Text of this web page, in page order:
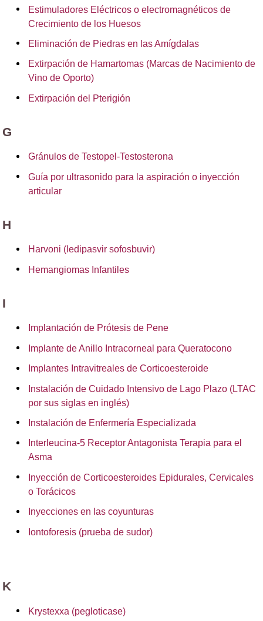
Estimuladores Eléctricos o electromagnéticos de
Crecimiento de los Huesos
Eliminación de Piedras en las Amígdalas
Extirpación de Hamartomas (Marcas de Nacimiento de
Vino de Oporto)
Extirpación del Pterigión
G
Gránulos de Testopel-Testosterona
Guía por ultrasonido para la aspiración o inyección
articular
H
Harvoni (ledipasvir sofosbuvir)
Hemangiomas Infantiles
I
Implantación de Prótesis de Pene
Implante de Anillo Intracorneal para Queratocono
Implantes Intravitreales de Corticoesteroide
Instalación de Cuidado Intensivo de Lago Plazo (LTAC
por sus siglas en inglés)
Instalación de Enfermería Especializada
Interleucina-5 Receptor Antagonista Terapia para el
Asma
Inyección de Corticoesteroides Epidurales, Cervicales
o Torácicos
Inyecciones en las coyunturas
Iontoforesis (prueba de sudor)
K
Krystexxa (pegloticase)